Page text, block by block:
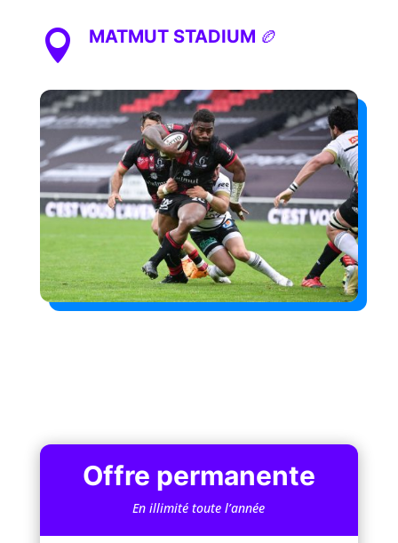
 MATMUT STADIUM 🏉
Offre permanente
En illimité toute l’année